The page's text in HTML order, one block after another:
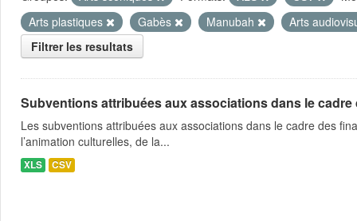
Arts plastiques
Gabès Manubah
Arts
Filtrer les resultats
Subventions attribuées aux associations dans le
Les subventions attribuées aux associations dans le cadre des
l’animation culturelles, de la...
XLS CSV